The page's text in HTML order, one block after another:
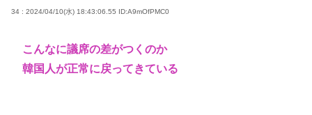
34 : 2024/04/10(水) 18:43:06.55 ID:A9mOfPMC0
こんなに議席の差がつくのか
韓国人が正常に戻ってきている